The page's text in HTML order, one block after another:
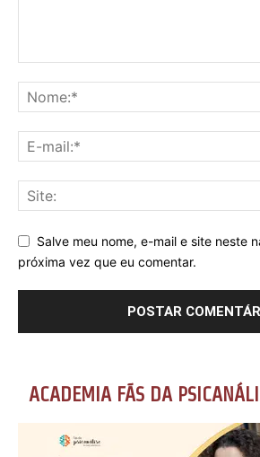
Salve meu nome, e-mail e site neste
próxima vez que eu comentar.
ACADEMIA FÃS DA